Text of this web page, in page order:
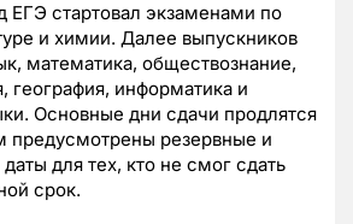
ЕГЭ стартовал экзаменами по
и химии. Далее выпускников
математика, обществознание,
география, информатика и
Основные дни сдачи продлятся
предусмотрены резервные и
для тех, кто не смог сдать
срок.